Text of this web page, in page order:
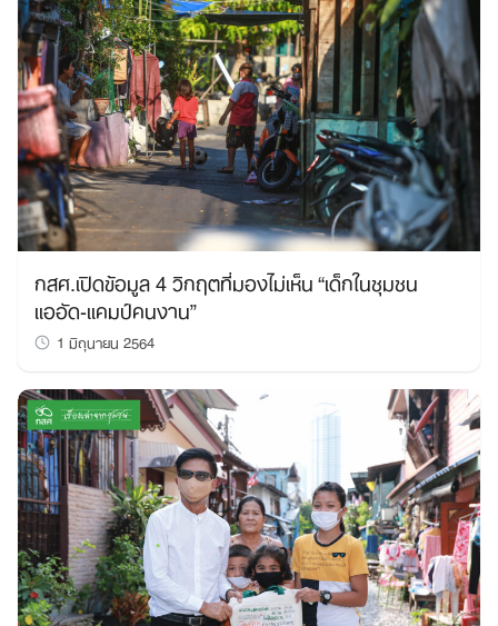
Search
for:
กสศ.เปิดข้อมูล 4 วิกฤตที่มองไม่เห็น “เด็กในชุมชน
แออัด-แคมป์คนงาน”
1 มิถุนายน 2564